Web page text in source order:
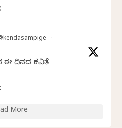
·
ಈ ದಿನದ ಕವಿತೆ
More